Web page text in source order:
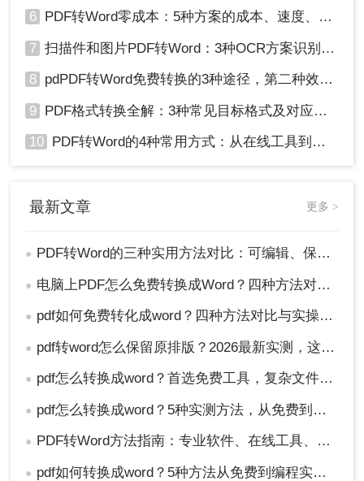
6 PDF转Word零成本：5种方案的成本、速度、精度对比！
7 扫描件和图片PDF转Word：3种OCR方案识别率实测！
8 pdPDF转Word免费转换的3种途径，第二种效率最高！
9 PDF格式转换全解：3种常见目标格式及对应操作方法！
10 PDF转Word的4种常用方式：从在线工具到桌面软件全梳理！
最新文章 更多 >
● PDF转Word的三种实用方法对比：可编辑、保格式、避风险！
● 电脑上PDF怎么免费转换成Word？四种方法对比与实操指南（附详细表格）!
● pdf如何免费转化成word？四种方法对比与实操指南（附详细表格）
● pdf转word怎么保留原排版？2026最新实测，这5种方法从免费到专业全搞定！
● pdf怎么转换成word？首选免费工具，复杂文件再上专业软件！
● pdf怎么转换成word？5种实测方法，从免费到专业全攻略！
● PDF转Word方法指南：专业软件、在线工具、Word内置与改后缀名4种方案对比！
● pdf如何转换成word？5种方法从免费到编程实测对比！